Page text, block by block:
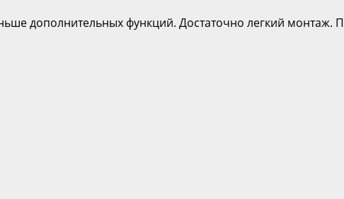
дополнительных функций. Достаточно легкий монтаж.